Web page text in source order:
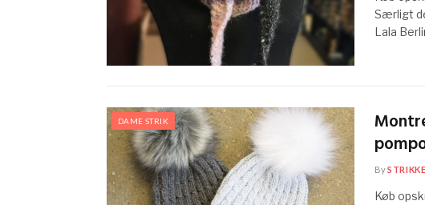
Særligt
Lala
DAME STRIK
By
Køb